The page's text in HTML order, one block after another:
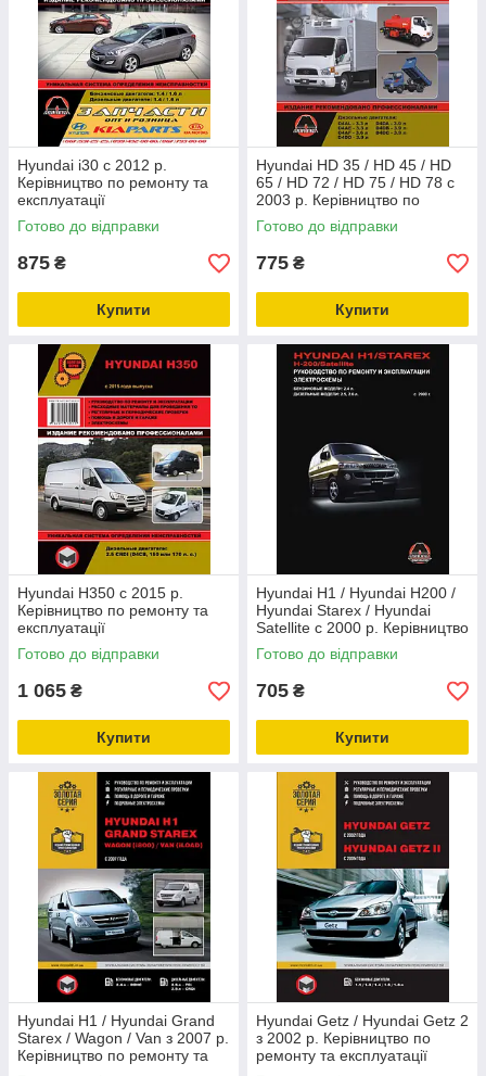
Hyundai i30 c 2012 р.
Керівництво по ремонту та
експлуатації
Готово до відправки
875 ₴
Купити
Hyundai HD 35 / HD 45 / HD
65 / HD 72 / HD 75 / HD 78 c
2003 р. Керівництво по
ремонту та експлуатації
Готово до відправки
775 ₴
Купити
Hyundai H350 c 2015 р.
Керівництво по ремонту та
експлуатації
Готово до відправки
1 065 ₴
Купити
Hyundai H1 / Hyundai H200 /
Hyundai Starex / Hyundai
Satellite c 2000 р. Керівництво
по ремонту та експлуатації
Готово до відправки
705 ₴
Купити
Hyundai H1 / Hyundai Grand
Starex / Wagon / Van з 2007 р.
Керівництво по ремонту та
Hyundai Getz / Hyundai Getz 2
з 2002 р. Керівництво по
ремонту та експлуатації